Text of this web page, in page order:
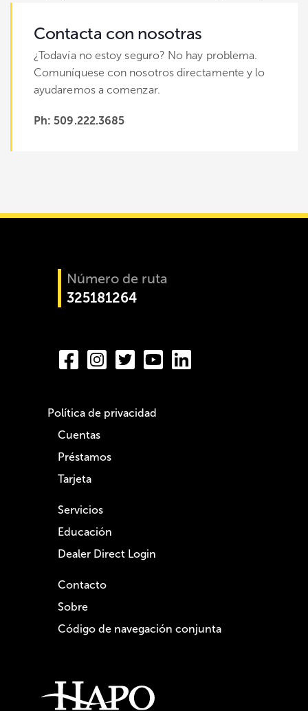
Contacta con nosotras
¿Todavía no estoy seguro? No hay problema.
Comuníquese con nosotros directamente y lo
ayudaremos a comenzar.
Ph: 509.222.3685
Número de ruta
325181264
Cuentas
Préstamos
Tarjeta
Servicios
Educación
Dealer Direct Login
Contacto
Sobre
Código de navegación conjunta
Política de privacidad